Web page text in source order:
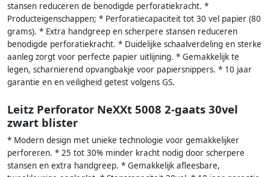
stansen reduceren de benodigde perforatiekracht. *
Producteigenschappen; * Perforatiecapaciteit tot 30 vel papier (80
grams). * Extra handgreep en scherpere stansen reduceren
benodigde perforatiekracht. * Duidelijke schaalverdeling en sterke
aanleg zorgt voor perfecte papier uitlijning. * Gemakkelijk te
legen, scharnierend opvangbakje voor papiersnippers. * 10 jaar
garantie en en veiligheid getest volgens GS.
Leitz Perforator NeXXt 5008 2-gaats 30vel
zwart blister
* Modern design met unieke technologie voor gemakkelijker
perforeren. * 25 tot 30% minder kracht nodig door scherpere
stansen en extra handgreep. * Gemakkelijk afleesbare,